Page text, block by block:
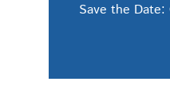
Save the Date: